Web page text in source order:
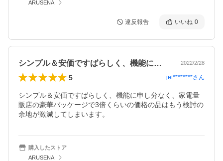
ARUSENA
違反報告 いいね 0
シンプル＆安価ですばらしく、機能に申し… 2022/2/28
5 jet********さん
シンプル＆安価ですばらしく、機能に申し分なく、家電量
販店の豪華パッケージで3倍くらいの価格の品はもう検討の
余地が激減してしまいます。
購入したストア
ARUSENA